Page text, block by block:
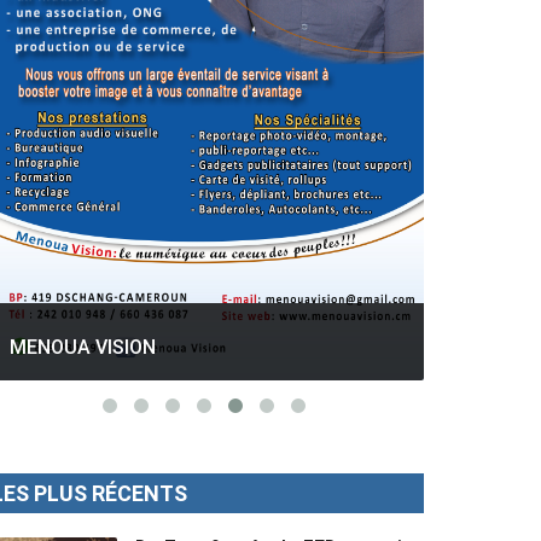
MENOUA VISION
GESPROS formation : La rentrée
académique ce 10 Octobre 2022.
PLUS RÉCENTS